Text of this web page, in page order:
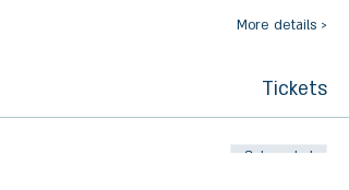
More details >
Tickets
Sale ended